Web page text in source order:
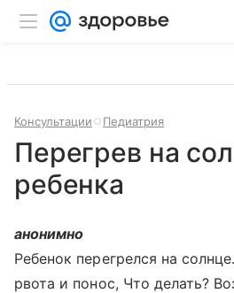
Консультации Педиатрия
Перегрев на
ребенка
анонимно
Ребенок перегрелся на
рвота и понос, Что делать?